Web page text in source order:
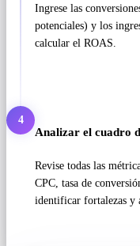
Ingrese las
potenciales) y los
calcular el ROAS.
4
Analizar el cuadro
Revise todas las
CPC, tasa de
identificar fortalezas y